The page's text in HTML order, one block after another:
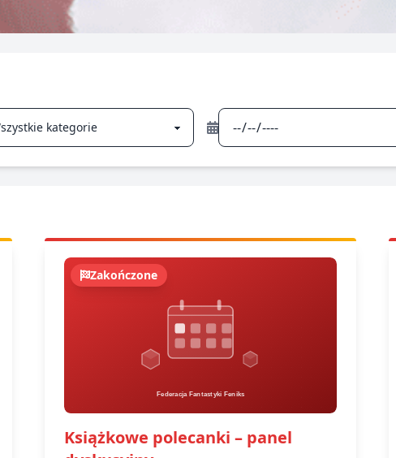
Zakończone
Książkowe polecanki – panel